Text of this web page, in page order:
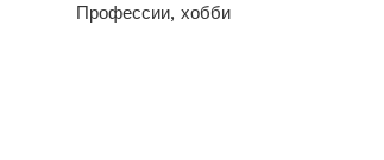
Профессии, хобби